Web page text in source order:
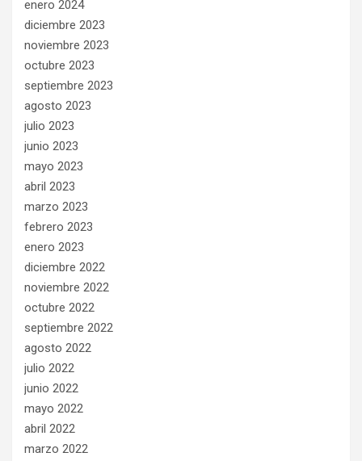
enero 2024
diciembre 2023
noviembre 2023
octubre 2023
septiembre 2023
agosto 2023
julio 2023
junio 2023
mayo 2023
abril 2023
marzo 2023
febrero 2023
enero 2023
diciembre 2022
noviembre 2022
octubre 2022
septiembre 2022
agosto 2022
julio 2022
junio 2022
mayo 2022
abril 2022
marzo 2022